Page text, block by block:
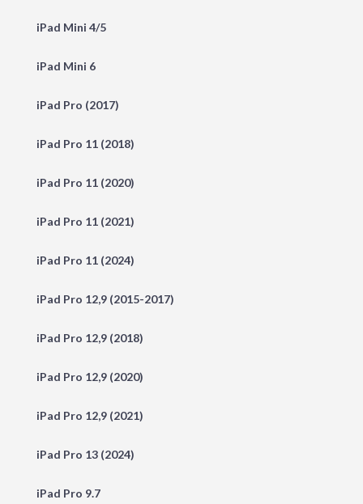
iPad Mini 4/5
iPad Mini 6
iPad Pro (2017)
iPad Pro 11 (2018)
iPad Pro 11 (2020)
iPad Pro 11 (2021)
iPad Pro 11 (2024)
iPad Pro 12,9 (2015-2017)
iPad Pro 12,9 (2018)
iPad Pro 12,9 (2020)
iPad Pro 12,9 (2021)
iPad Pro 13 (2024)
iPad Pro 9.7